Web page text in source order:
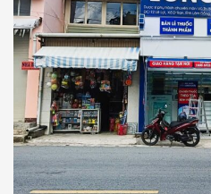
NHÀ THUỐC LONG CHÂU